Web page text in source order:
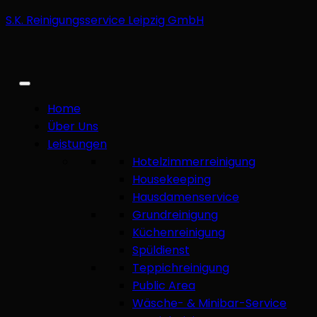
S.K. Reinigungsservice Leipzig GmbH
Home
Über Uns
Leistungen
Hotelzimmerreinigung
Housekeeping
Hausdamenservice
Grundreinigung
Küchenreinigung
Spüldienst
Teppichreinigung
Public Area
Wäsche- & Minibar-Service